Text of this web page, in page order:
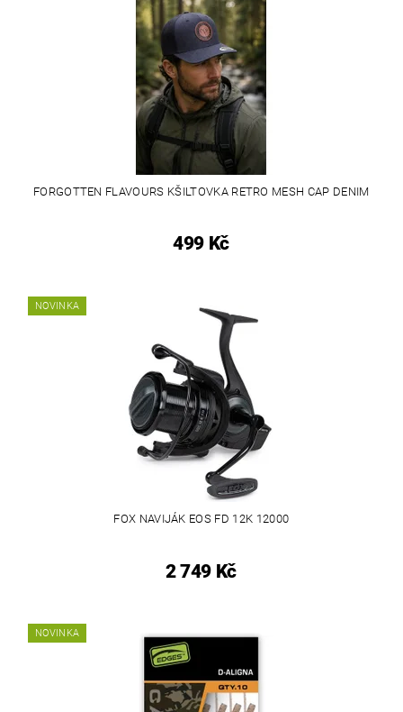
FORGOTTEN FLAVOURS KŠILTOVKA RETRO MESH CAP DENIM
499 Kč
NOVINKA
FOX NAVIJÁK EOS FD 12K 12000
2 749 Kč
NOVINKA